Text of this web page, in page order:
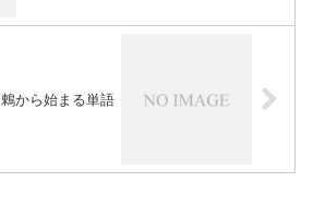
鶇から始まる単語